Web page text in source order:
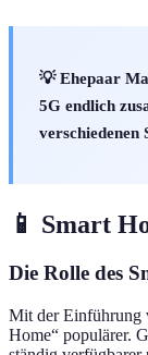
💡 Ehepaar
5G endlich
verschiedenen
📱 Smart
Die Rolle des
Mit der Einführung
Home“ populärer.